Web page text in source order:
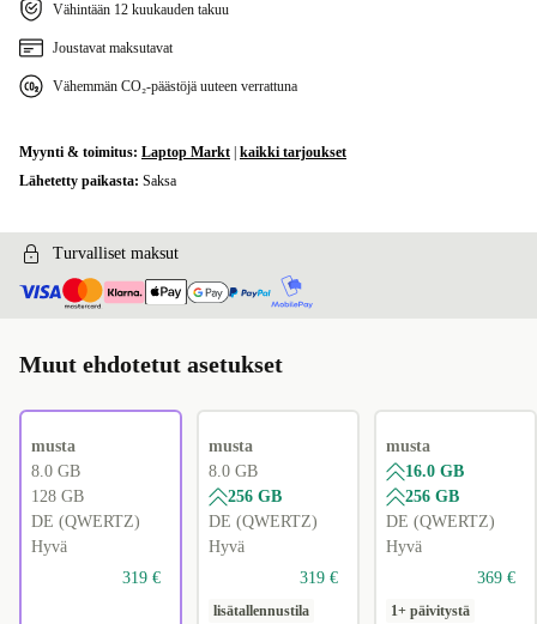
Vähintään 12 kuukauden takuu
Joustavat maksutavat
Vähemmän CO₂-päästöjä uuteen verrattuna
Myynti & toimitus: Laptop Markt kaikki tarjoukset
Lähetetty paikasta: Saksa
Turvalliset maksut
Muut ehdotetut asetukset
musta
8.0 GB
128 GB
DE (QWERTZ)
Hyvä
319 €
musta
8.0 GB
256 GB
DE (QWERTZ)
Hyvä
319 €
lisätallennustila
musta
16.0 GB
256 GB
DE (QWERTZ)
Hyvä
369 €
1+ päivitystä